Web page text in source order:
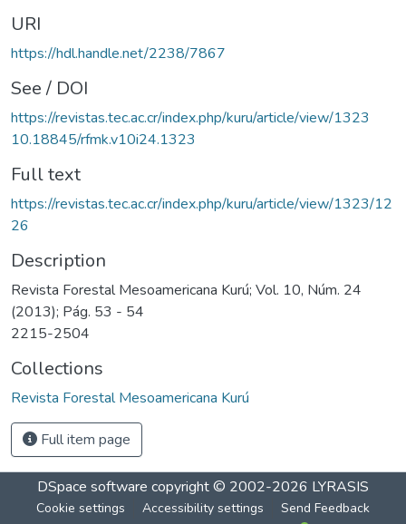
URI
https://hdl.handle.net/2238/7867
See / DOI
https://revistas.tec.ac.cr/index.php/kuru/article/view/1323
10.18845/rfmk.v10i24.1323
Full text
https://revistas.tec.ac.cr/index.php/kuru/article/view/1323/12
26
Description
Revista Forestal Mesoamericana Kurú; Vol. 10, Núm. 24
(2013); Pág. 53 - 54
2215-2504
Collections
Revista Forestal Mesoamericana Kurú
Full item page
DSpace software copyright © 2002-2026 LYRASIS
Cookie settings Accessibility settings Send Feedback